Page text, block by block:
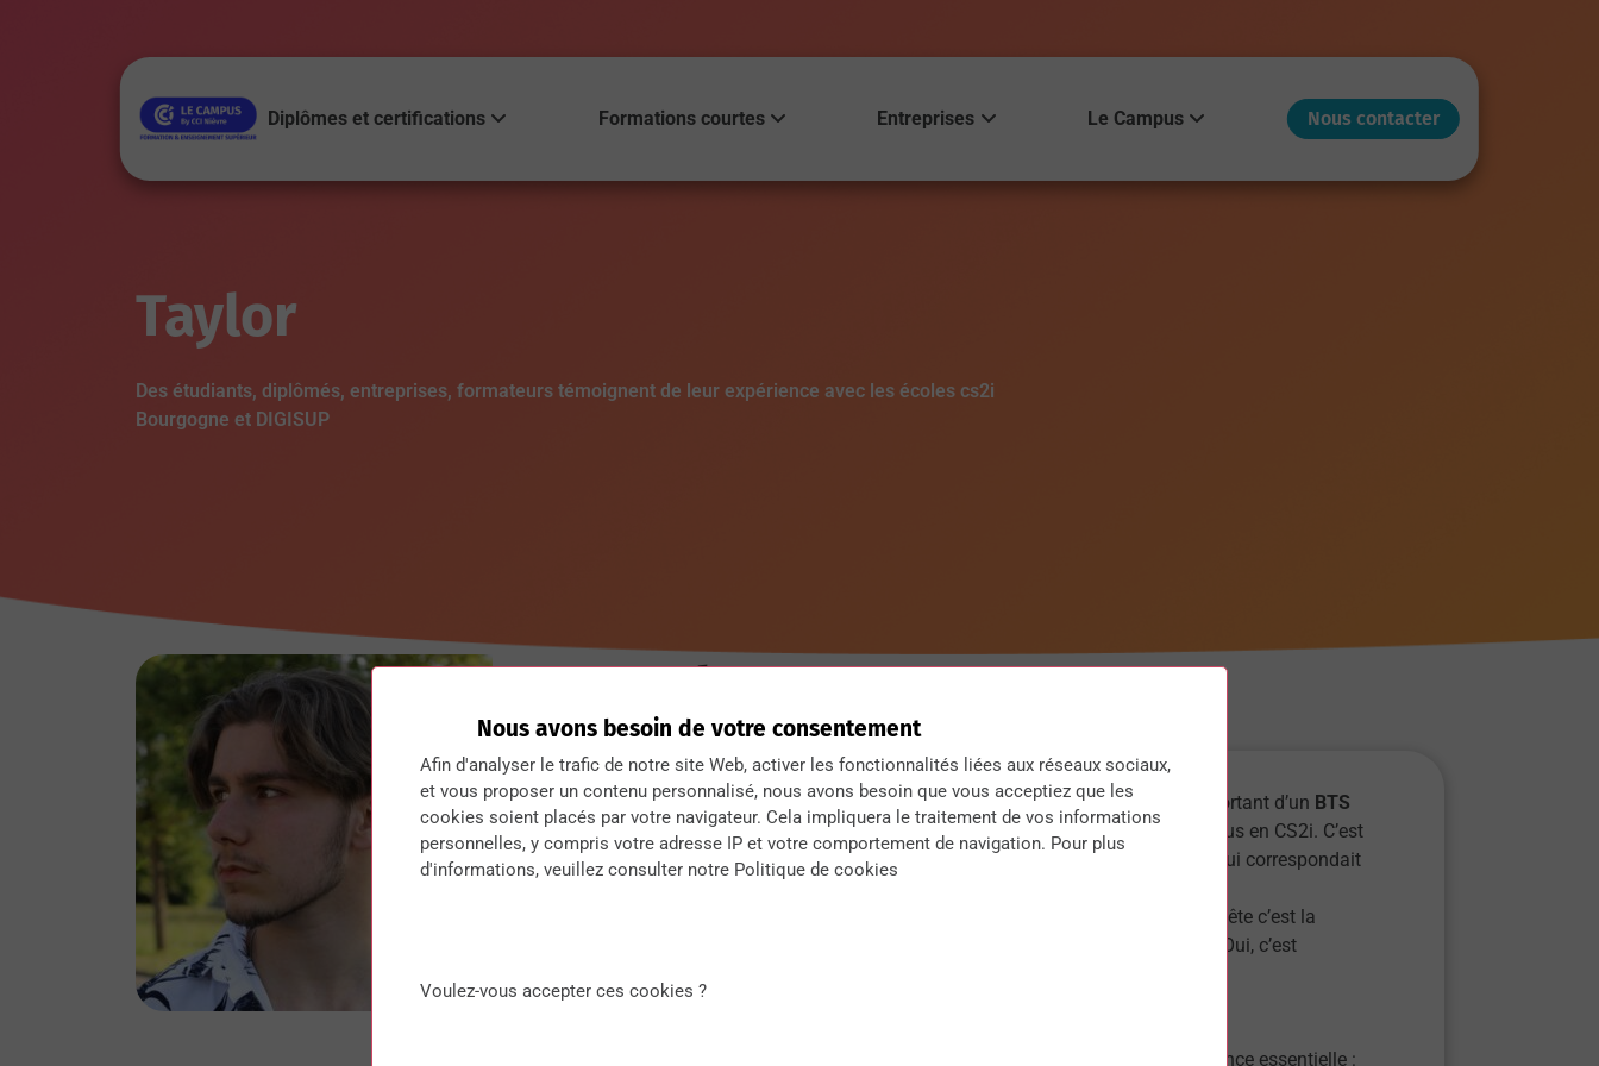
Diplômes et certifications Formations courtes Entreprises Le Campus Nous contacter
Taylor
Des étudiants, diplômés, entreprises, formateurs témoignent de leur expérience avec les écoles cs2i
Bourgogne et DIGISUP
Taylor
- CHARGÉ DE MISSIONS DIGITALES
En tant quedessinateurcréatif, je ne savais pas où me diriger. Sortant d’un BTS
SIOoption programmation, je m’apprêtais à poursuivre mon cursus en CS2i. C’est
aux portes ouvertes de la CCI que j’ai découvert DIGISUP, l’école qui correspondait
à DIGISUP, ce qui me reste en tête c’est la
chaleur humaine et la formation « à la cool », mais avec rigueur. Oui, c’est
Pour résumer la formation Marketing Digital c’est :
qui permet d’acquérir une compétence essentielle :
Nous avons besoin de votre consentement
Afin d'analyser le trafic de notre site Web, activer les fonctionnalités liées aux réseaux sociaux,
et vous proposer un contenu personnalisé, nous avons besoin que vous acceptiez que les
cookies soient placés par votre navigateur. Cela impliquera le traitement de vos informations
personnelles, y compris votre adresse IP et votre comportement de navigation. Pour plus
d'informations, veuillez consulter notre Politique de cookies
Voulez-vous accepter ces cookies ?